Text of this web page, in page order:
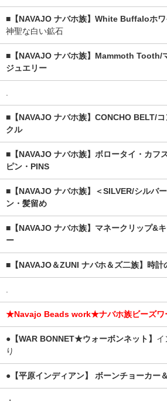
■【NAVAJO ナバホ族】White Buffaloホ
神聖な白い鉱石
■【NAVAJO ナバホ族】Mammoth Tooth/
ジュエリー
.
■【NAVAJO ナバホ族】CONCHO BELT/
クル
■【NAVAJO ナバホ族】ボロータイ・カフ
ピン・PINS
■【NAVAJO ナバホ族】＜SILVER/シルバ
ン・髪留め
■【NAVAJO ナバホ族】マネークリップ&
ー
■【NAVAJO＆ZUNI ナバホ＆ズ二族】時計
.
★Navajo Beads work★ナバホ族ビーズワ
●【WAR BONNET★ウォーボンネット】 イ
り
●【平原インディアン】 ボーンチョーカー
・